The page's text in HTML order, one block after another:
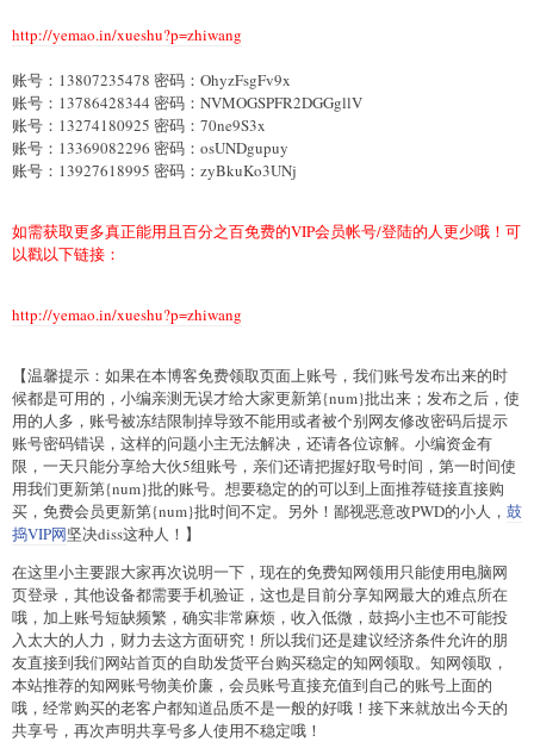
http://yemao.in/xueshu?p=zhiwang
账号：13807235478 密码：OhyzFsgFv9x
账号：13786428344 密码：NVMOGSPFR2DGGgllV
账号：13274180925 密码：70ne9S3x
账号：13369082296 密码：osUNDgupuy
账号：13927618995 密码：zyBkuKo3UNj
如需获取更多真正能用且百分之百免费的VIP会员帐号/登陆的人更少哦！可
以戳以下链接：
http://yemao.in/xueshu?p=zhiwang
【温馨提示：如果在本博客免费领取页面上账号，我们账号发布出来的时
候都是可用的，小编亲测无误才给大家更新第{num}批出来；发布之后，使
用的人多，账号被冻结限制掉导致不能用或者被个别网友修改密码后提示
账号密码错误，这样的问题小主无法解决，还请各位谅解。小编资金有
限，一天只能分享给大伙5组账号，亲们还请把握好取号时间，第一时间使
用我们更新第{num}批的账号。想要稳定的的可以到上面推荐链接直接购
买，免费会员更新第{num}批时间不定。另外！鄙视恶意改PWD的小人， 鼓
捣VIP网坚决diss这种人！】
在这里小主要跟大家再次说明一下，现在的免费知网领用只能使用电脑网
页登录，其他设备都需要手机验证，这也是目前分享知网最大的难点所在
哦，加上账号短缺频繁，确实非常麻烦，收入低微，鼓捣小主也不可能投
入太大的人力，财力去这方面研究！所以我们还是建议经济条件允许的朋
友直接到我们网站首页的自助发货平台购买稳定的知网领取。知网领取，
本站推荐的知网账号物美价廉，会员账号直接充值到自己的账号上面的
哦，经常购买的老客户都知道品质不是一般的好哦！接下来就放出今天的
共享号，再次声明共享号多人使用不稳定哦！